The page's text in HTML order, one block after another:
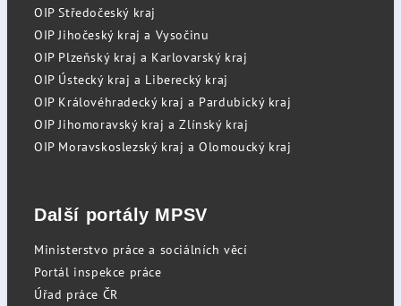
OIP Středočeský kraj
OIP Jihočeský kraj a Vysočinu
OIP Plzeňský kraj a Karlovarský kraj
OIP Ústecký kraj a Liberecký kraj
OIP Královéhradecký kraj a Pardubický kraj
OIP Jihomoravský kraj a Zlínský kraj
OIP Moravskoslezský kraj a Olomoucký kraj
Další portály MPSV
Ministerstvo práce a sociálních věcí
Portál inspekce práce
Úřad práce ČR